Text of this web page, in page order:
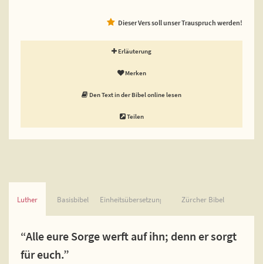
Dieser Vers soll unser Trauspruch werden!
Erläuterung
Merken
Den Text in der Bibel online lesen
Teilen
Luther Basisbibel Einheitsübersetzung Zürcher Bibel
“Alle eure Sorge werft auf ihn; denn er sorgt
für euch.”